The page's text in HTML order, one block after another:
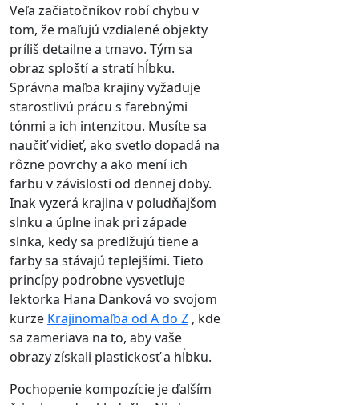
Veľa začiatočníkov robí chybu v
tom, že maľujú vzdialené objekty
príliš detailne a tmavo. Tým sa
obraz sploští a stratí hĺbku.
Správna maľba krajiny vyžaduje
starostlivú prácu s farebnými
tónmi a ich intenzitou. Musíte sa
naučiť vidieť, ako svetlo dopadá na
rôzne povrchy a ako mení ich
farbu v závislosti od dennej doby.
Inak vyzerá krajina v poludňajšom
slnku a úplne inak pri západe
slnka, kedy sa predlžujú tiene a
farby sa stávajú teplejšími. Tieto
princípy podrobne vysvetľuje
lektorka Hana Danková vo svojom
kurze Krajinomaľba od A do Z , kde
sa zameriava na to, aby vaše
obrazy získali plastickosť a hĺbku.
Pochopenie kompozície je ďalším